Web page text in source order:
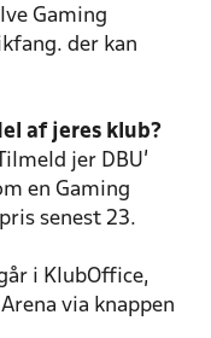
Gaming
der kan
af jeres klub?
jer DBU'
en Gaming
senest 23.
i KlubOffice,
via knappen